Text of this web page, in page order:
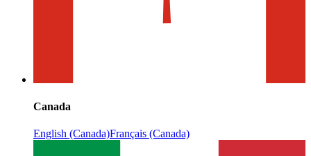
Canada
English (Canada)Français (Canada)